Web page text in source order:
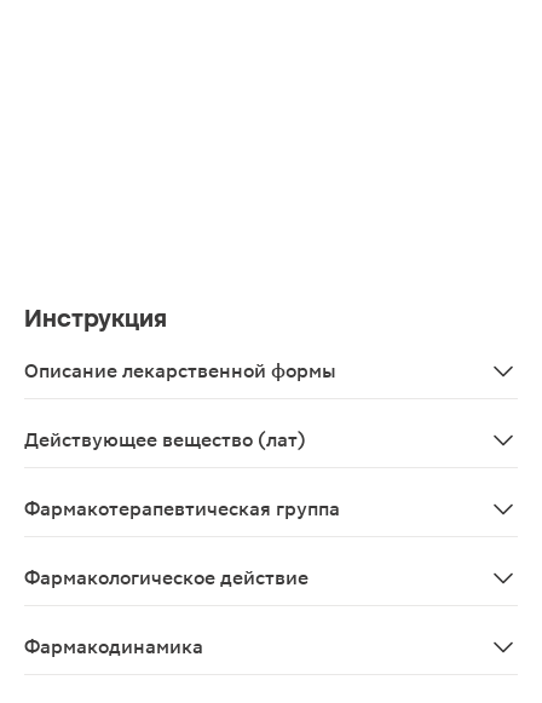
Инструкция
Описание лекарственной формы
Действующее вещество (лат)
Фармакотерапевтическая группа
Фармакологическое действие
Фармакодинамика